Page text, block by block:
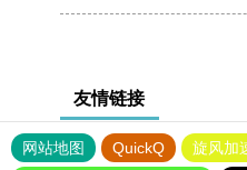
友情链接
网站地图 QuickQ 旋风加